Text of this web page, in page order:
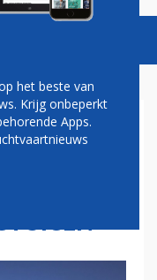
IN
het beste van
Krijg onbeperkt
Apps.